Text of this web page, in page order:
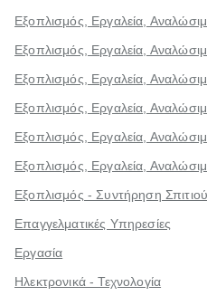
Εξοπλισμός, Εργαλεία,
Εξοπλισμός, Εργαλεία,
Εξοπλισμός, Εργαλεία,
Εξοπλισμός, Εργαλεία,
Εξοπλισμός, Εργαλεία,
Εξοπλισμός, Εργαλεία,
Εξοπλισμός - Συντήρηση
Επαγγελματικές Υπηρεσίες
Εργασία
Ηλεκτρονικά - Τεχνολογία